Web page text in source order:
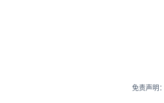
免责声明：